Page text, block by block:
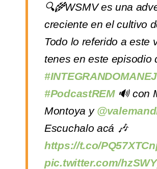
🔍🌾WSMV es una
creciente en el cultivo
Todo lo referido a este
tenes en este episodio
#PodcastREM🔊 con
Montoya y
Escuchalo acá 🎶
https://t.co/
pic.twitter.com/